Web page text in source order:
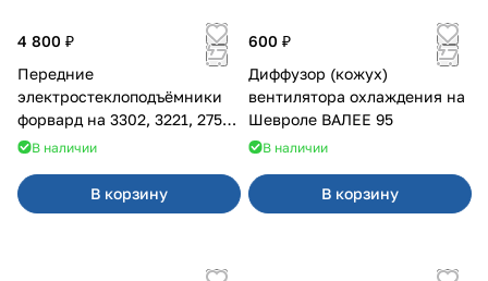
4 800 ₽
Передние
электростеклоподъёмники
форвард на 3302, 3221, 2752,
2217В наличии
В корзину
600 ₽
Диффузор (кожух)
вентилятора охлаждения на
Шевроле ВАЛЕЕ 95
В наличии
В корзину